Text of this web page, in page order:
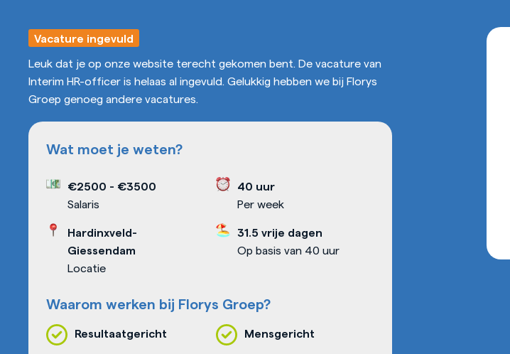
Vacature ingevuld
Leuk dat je op onze website terecht gekomen bent. De vacature van
Interim HR-officer is helaas al ingevuld. Gelukkig hebben we bij Florys
Groep genoeg andere vacatures.
Wat moet je weten?
€2500 - €3500
Salaris
40 uur
Per week
Hardinxveld-
Giessendam
Locatie
31.5 vrije dagen
Op basis van 40 uur
Waarom werken bij Florys Groep?
Resultaatgericht Mensgericht